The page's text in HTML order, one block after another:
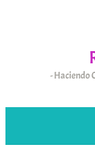
Haciendo